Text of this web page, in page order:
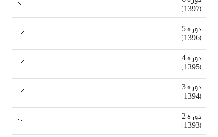
(1397)
دوره 5
(1396)
دوره 4
(1395)
دوره 3
(1394)
دوره 2
(1393)